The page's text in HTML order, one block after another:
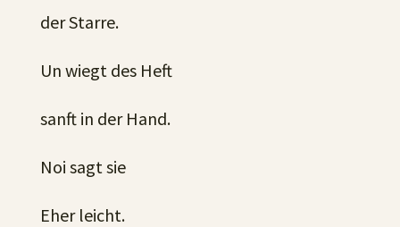
der Starre.
Un wiegt des Heft
sanft in der Hand.
Noi sagt sie
Eher leicht.